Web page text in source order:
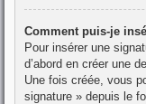
Comment puis-je
Pour insérer une
d’abord en créer une
Une fois créée, vous
signature » depuis le